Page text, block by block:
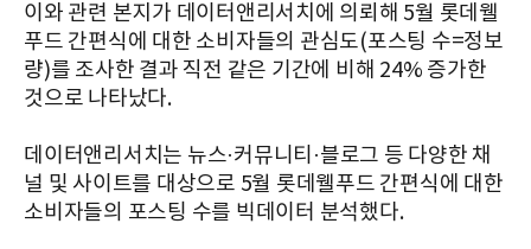
이와 관련 본지가 데이터앤리서치에 의뢰해 5월 롯데웰
푸드 간편식에 대한 소비자들의 관심도(포스팅 수=정보
량)를 조사한 결과 직전 같은 기간에 비해 24% 증가한
것으로 나타났다.
데이터앤리서치는 뉴스·커뮤니티·블로그 등 다양한 채
널 및 사이트를 대상으로 5월 롯데웰푸드 간편식에 대한
소비자들의 포스팅 수를 빅데이터 분석했다.